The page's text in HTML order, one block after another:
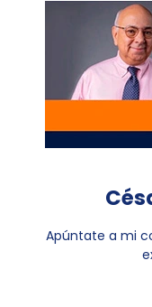
Apúntate a mi